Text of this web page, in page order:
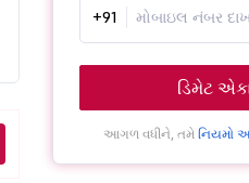
+91
ડિમેટ
આગળ વધીને, તમે નિયમો